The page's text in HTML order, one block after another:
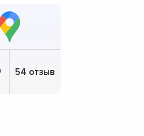
54 отзыв